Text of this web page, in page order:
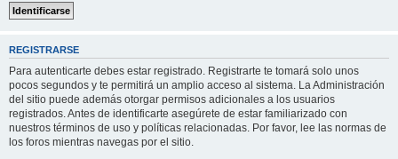
REGISTRARSE
Para autenticarte debes estar registrado. Registrarte te tomará solo unos
pocos segundos y te permitirá un amplio acceso al sistema. La Administración
del sitio puede además otorgar permisos adicionales a los usuarios
registrados. Antes de identificarte asegúrete de estar familiarizado con
nuestros términos de uso y políticas relacionadas. Por favor, lee las normas de
los foros mientras navegas por el sitio.